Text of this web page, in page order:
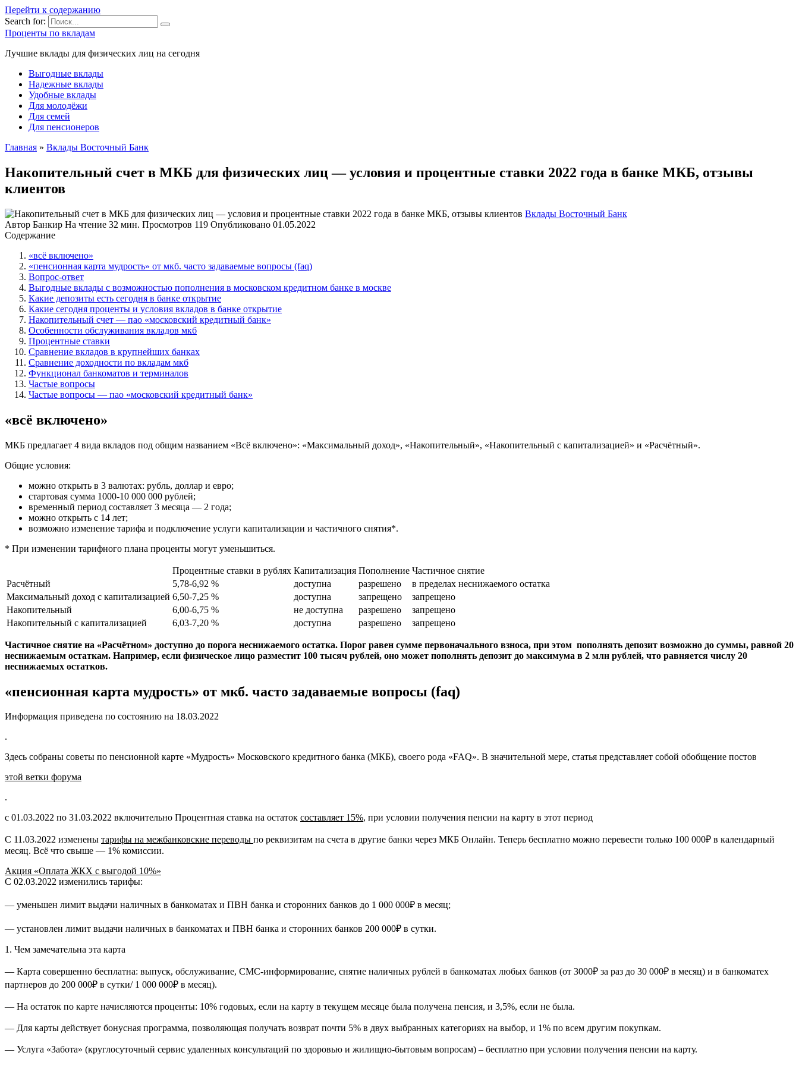
Перейти к содержанию
Search for:
Проценты по вкладам
Лучшие вклады для физических лиц на сегодня
Выгодные вклады
Надежные вклады
Удобные вклады
Для молодёжи
Для семей
Для пенсионеров
Главная » Вклады Восточный Банк
Накопительный счет в МКБ для физических лиц — условия и процентные ставки 2022 года в банке МКБ, отзывы
клиентов
Вклады Восточный Банк
Автор Банкир На чтение 32 мин. Просмотров 119 Опубликовано 01.05.2022
Содержание
«всё включено»
«пенсионная карта мудрость» от мкб. часто задаваемые вопросы (faq)
Вопрос-ответ
Выгодные вклады с возможностью пополнения в московском кредитном банке в москве
Какие депозиты есть сегодня в банке открытие
Какие сегодня проценты и условия вкладов в банке открытие
Накопительный счет — пао «московский кредитный банк»
Особенности обслуживания вкладов мкб
Процентные ставки
Сравнение вкладов в крупнейших банках
Сравнение доходности по вкладам мкб
Функционал банкоматов и терминалов
Частые вопросы
Частые вопросы — пао «московский кредитный банк»
«всё включено»
МКБ предлагает 4 вида вкладов под общим названием «Всё включено»: «Максимальный доход», «Накопительный», «Накопительный с капитализацией» и «Расчётный».
Общие условия:
можно открыть в 3 валютах: рубль, доллар и евро;
стартовая сумма 1000-10 000 000 рублей;
временный период составляет 3 месяца — 2 года;
можно открыть с 14 лет;
возможно изменение тарифа и подключение услуги капитализации и частичного снятия*.
* При изменении тарифного плана проценты могут уменьшиться.
Процентные ставки в рублях Капитализация Пополнение Частичное снятие
Расчётный
5,78-6,92 % доступна разрешено
в пределах неснижаемого остатка
Максимальный доход с капитализацией 6,50-7,25 % доступна запрещено
запрещено
Накопительный
6,00-6,75 % не доступна разрешено
запрещено
Накопительный с капитализацией
6,03-7,20 % доступна разрешено запрещено
Частичное снятие на «Расчётном» доступно до порога неснижаемого остатка. Порог равен сумме первоначального взноса, при этом пополнять депозит возможно до суммы, равной 20
неснижаемым остаткам. Например, если физическое лицо разместит 100 тысяч рублей, оно может пополнять депозит до максимума в 2 млн рублей, что равняется числу 20
неснижаемых остатков.
«пенсионная карта мудрость» от мкб. часто задаваемые вопросы (faq)
Информация приведена по состоянию на 18.03.2022
.
Здесь собраны советы по пенсионной карте «Мудрость» Московского кредитного банка (МКБ), своего рода «FAQ». В значительной мере, статья представляет собой обобщение постов
этой ветки форума
.
с 01.03.2022 по 31.03.2022 включительно Процентная ставка на остаток составляет 15%, при условии получения пенсии на карту в этот период
С 11.03.2022 изменены тарифы на межбанковские переводы по реквизитам на счета в другие банки через МКБ Онлайн. Теперь бесплатно можно перевести только 100 000₽ в календарный
месяц. Всё что свыше — 1% комиссии.
Акция «Оплата ЖКХ с выгодой 10%»
С 02.03.2022 изменились тарифы:
— уменьшен лимит выдачи наличных в банкоматах и ПВН банка и сторонних банков до 1 000 000₽ в месяц;
— установлен лимит выдачи наличных в банкоматах и ПВН банка и сторонних банков 200 000₽ в сутки.
1. Чем замечательна эта карта
— Карта совершенно бесплатна: выпуск, обслуживание, СМС-информирование, снятие наличных рублей в банкоматах любых банков (от 3000₽ за раз до 30 000₽ в месяц) и в банкоматех
партнеров до 200 000₽ в сутки/ 1 000 000₽ в месяц).
— На остаток по карте начисляются проценты: 10% годовых, если на карту в текущем месяце была получена пенсия, и 3,5%, если не была.
— Для карты действует бонусная программа, позволяющая получать возврат почти 5% в двух выбранных категориях на выбор, и 1% по всем другим покупкам.
— Услуга «Забота» (круглосуточный сервис удаленных консультаций по здоровью и жилищно-бытовым вопросам) – бесплатно при условии получения пенсии на карту.